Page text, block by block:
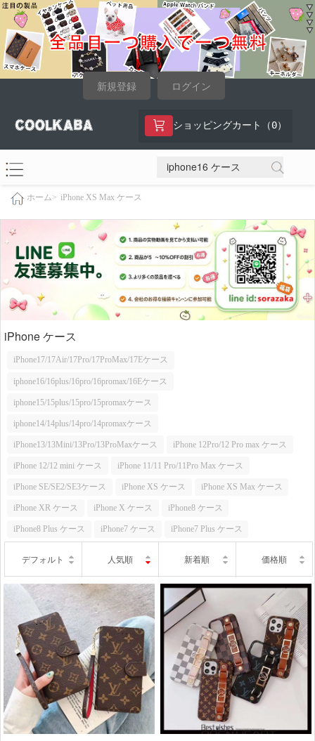
新規登録 ログイン
ショッピングカート（ 0）
ホーム> iPhone XS Max ケース
iPhone ケース
iPhone17/17Air/17Pro/17ProMax/17Eケース
iphone16/16plus/16pro/16promax/16Eケース
iphone15/15plus/15pro/15promaxケース
iphone14/14plus/14pro/14promaxケース
iPhone13/13Mini/13Pro/13ProMaxケース iPhone 12Pro/12 Pro max ケース
iPhone 12/12 mini ケース iPhone 11/11 Pro/11Pro Max ケース
iPhone SE/SE2/SE3ケース iPhone XS ケース iPhone XS Max ケース
iPhone XR ケース iPhone X ケース iPhone8 ケース
iPhone8 Plus ケース iPhone7 ケース iPhone7 Plus ケース
デフォルト 人気順 新着順 価格順